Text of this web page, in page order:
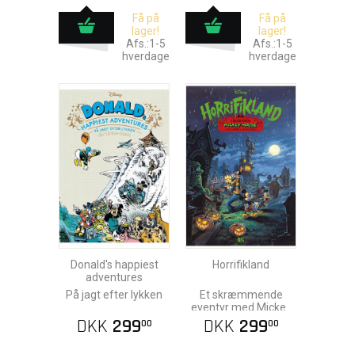
Få på
lager!
Afs.:1-5
hverdage
Få på
lager!
Afs.:1-5
hverdage
Donald's happiest
adventures
På jagt efter lykken
DKK 29900
Horrifikland
Et skræmmende
eventyr med Mickey
Mouse
DKK 29900